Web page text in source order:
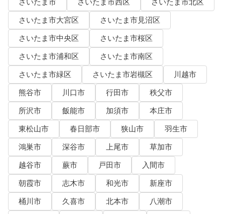
さいたま市 さいたま市西区
さいたま市北区
さいたま市大宮区
さいたま市見沼区
さいたま市中央区
さいたま市桜区
さいたま市浦和区
さいたま市南区
さいたま市緑区
さいたま市岩槻区
川越市
熊谷市
川口市 行田市
秩父市
所沢市
飯能市 加須市
本庄市
東松山市
春日部市 狭山市
羽生市
鴻巣市
深谷市 上尾市
草加市
越谷市
蕨市 戸田市
入間市
朝霞市
志木市 和光市
新座市
桶川市
久喜市 北本市
八潮市